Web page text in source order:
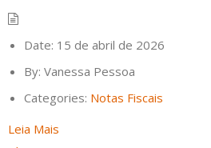
Date: 15 de abril de 2026
By: Vanessa Pessoa
Categories: Notas Fiscais
Leia Mais